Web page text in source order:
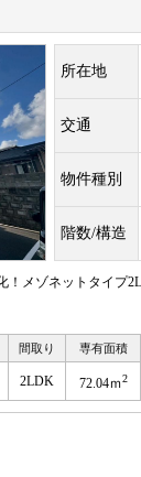
所在地
交通
物件種別
階数/構造
！メゾネットタイプ
間取り 専有面積
2LDK 72.04ｍ2